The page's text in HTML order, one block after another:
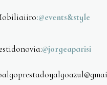
:@events&style
@jorgeaparisi